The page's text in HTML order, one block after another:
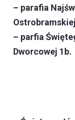
– parafia
– parfia
Dworcowej 1b.